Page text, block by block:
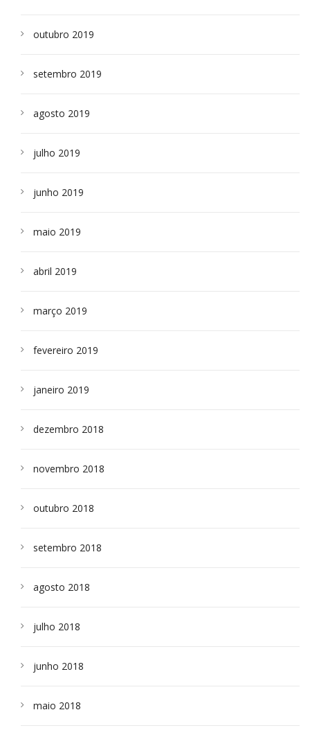
outubro 2019
setembro 2019
agosto 2019
julho 2019
junho 2019
maio 2019
abril 2019
março 2019
fevereiro 2019
janeiro 2019
dezembro 2018
novembro 2018
outubro 2018
setembro 2018
agosto 2018
julho 2018
junho 2018
maio 2018